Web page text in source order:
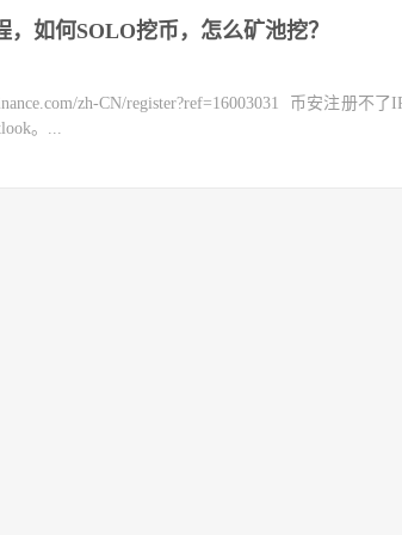
如何SOLO挖币，怎么矿池挖？
zh-CN/register?ref=16003031 币安注册不了
。...